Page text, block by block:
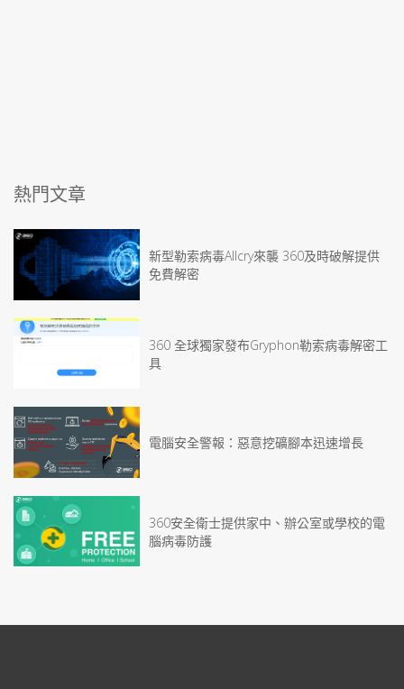
熱門文章
新型勒索病毒Allcry來襲 360及時破解提供
免費解密
360 全球獨家發布Gryphon勒索病毒解密工
具
電腦安全警報：惡意挖礦腳本迅速增長
360安全衛士提供家中、辦公室或學校的電
腦病毒防護